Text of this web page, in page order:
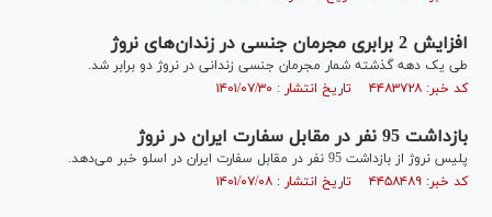
افزایش 2 برابری مجرمان جنسی در زندان‌های نروژ
طی یک دهه گذشته شمار مجرمان جنسی زندانی در نروژ دو برابر شد.
کد خبر: ۴۴۸۳۷۲۸ تاریخ انتشار : ۱۴۰۱/۰۷/۳۰
بازداشت 95 نفر در مقابل سفارت ایران در نروژ
پلیس نروژ از بازداشت 95 نفر در مقابل سفارت ایران در اسلو خبر می‌دهد.
کد خبر: ۴۴۵۸۴۸۹ تاریخ انتشار : ۱۴۰۱/۰۷/۰۸